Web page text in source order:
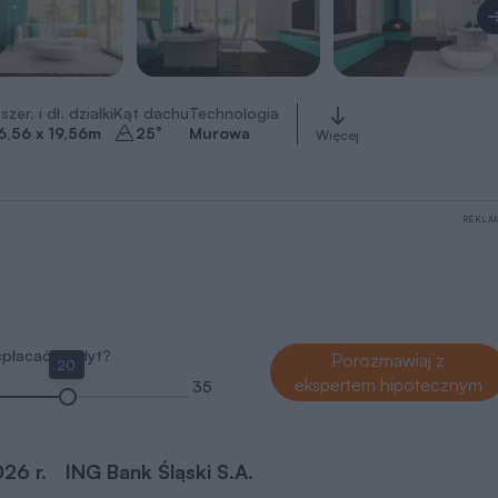
i dł. działki
x 19,56m
Kąt dachu
25°
Technologia
Murowa
Więcej
kredyt?
20
35
Porozmawiaj z
ekspertem hipotecznym
r. ING Bank Śląski S.A.